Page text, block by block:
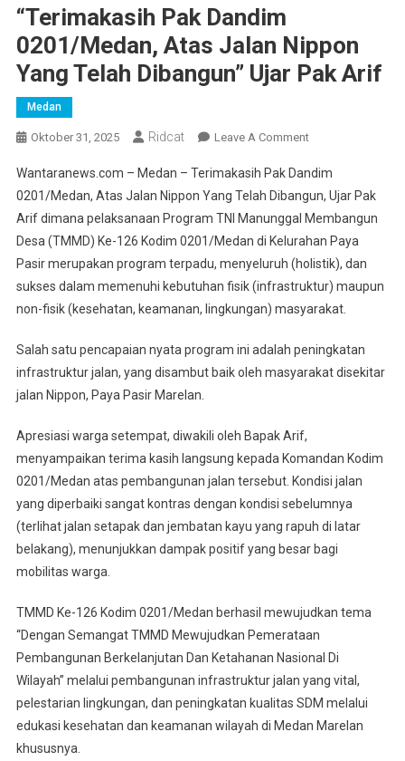
“Terimakasih Pak Dandim
0201/Medan, Atas Jalan Nippon
Yang Telah Dibangun” Ujar Pak Arif
Medan
Oktober 31, 2025 Ridcat Leave A CommentOn
Pak
Dandim
0201/Medan,
Atas
Jalan
Nippon
Yang
Dibangun”
Ujar
Wantaranews.com – Medan – Terimakasih Pak Dandim
0201/Medan, Atas Jalan Nippon Yang Telah Dibangun, Ujar Pak
Arif dimana pelaksanaan Program TNI Manunggal Membangun
Desa (TMMD) Ke-126 Kodim 0201/Medan di Kelurahan Paya
Pasir merupakan program terpadu, menyeluruh (holistik), dan
sukses dalam memenuhi kebutuhan fisik (infrastruktur) maupun
non-fisik (kesehatan, keamanan, lingkungan) masyarakat.
Salah satu pencapaian nyata program ini adalah peningkatan
infrastruktur jalan, yang disambut baik oleh masyarakat disekitar
jalan Nippon, Paya Pasir Marelan.
Apresiasi warga setempat, diwakili oleh Bapak Arif,
menyampaikan terima kasih langsung kepada Komandan Kodim
0201/Medan atas pembangunan jalan tersebut. Kondisi jalan
yang diperbaiki sangat kontras dengan kondisi sebelumnya
(terlihat jalan setapak dan jembatan kayu yang rapuh di latar
belakang), menunjukkan dampak positif yang besar bagi
mobilitas warga.
TMMD Ke-126 Kodim 0201/Medan berhasil mewujudkan tema
“Dengan Semangat TMMD Mewujudkan Pemerataan
Pembangunan Berkelanjutan Dan Ketahanan Nasional Di
Wilayah” melalui pembangunan infrastruktur jalan yang vital,
pelestarian lingkungan, dan peningkatan kualitas SDM melalui
edukasi kesehatan dan keamanan wilayah di Medan Marelan
khususnya.